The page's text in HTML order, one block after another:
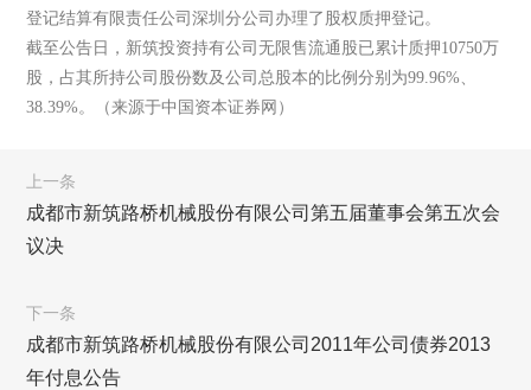
登记结算有限责任公司深圳分公司办理了股权质押登记。
截至公告日，新筑投资持有公司无限售流通股已累计质押10750万
股，占其所持公司股份数及公司总股本的比例分别为99.96%、
38.39%。（来源于中国资本证券网）
上一条
成都市新筑路桥机械股份有限公司第五届董事会第五次会
议决
下一条
成都市新筑路桥机械股份有限公司2011年公司债券2013
年付息公告